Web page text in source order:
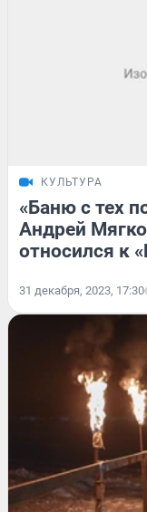
КУЛЬТУРА
«Баню с тех
Андрей
относился к
31 декабря, 2023, 17:30